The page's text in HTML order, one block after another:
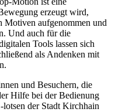
erzeugt wird,
Motiven aufgenommen und
Und auch für die
Tools lassen sich
als Andenken mit
und Besuchern, die
Hilfe bei der Bedienung
der Stadt Kirchhain